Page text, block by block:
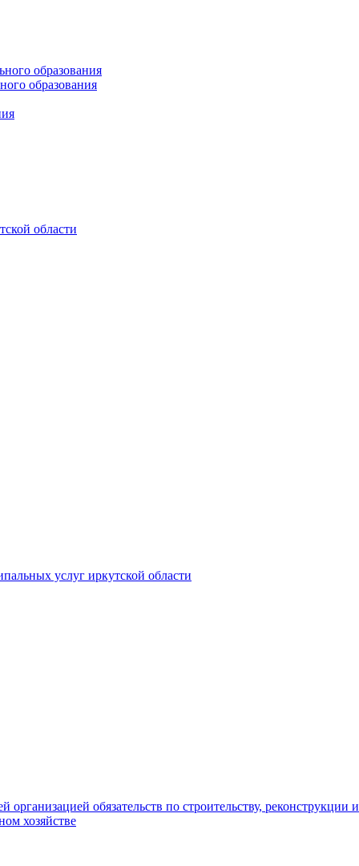
образования
образования
области
услуг иркутской области
обязательств по строительству, реконструкции и
хозяйстве